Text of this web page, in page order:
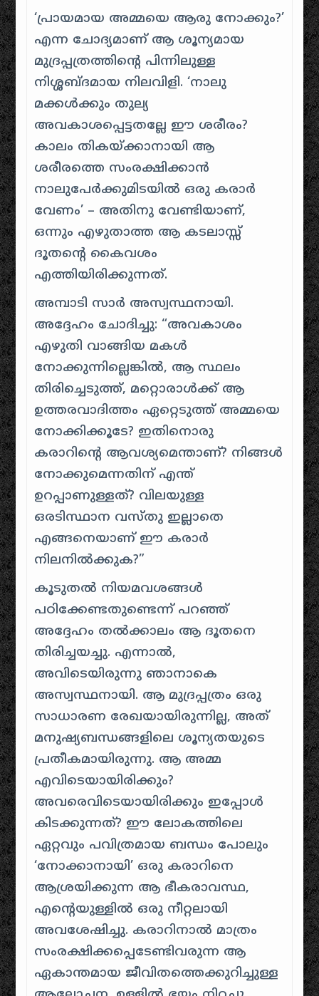
‘പ്രായമായ അമ്മയെ ആരു നോക്കും?’
എന്ന ചോദ്യമാണ് ആ ശൂന്യമായ
മുദ്രപ്പത്രത്തിന്റെ പിന്നിലുള്ള
നിശ്ശബ്ദമായ നിലവിളി. ‘നാലു
മക്കൾക്കും തുല്യ
അവകാശപ്പെട്ടതല്ലേ ഈ ശരീരം?
കാലം തികയ്ക്കാനായി ആ
ശരീരത്തെ സംരക്ഷിക്കാൻ
നാലുപേർക്കുമിടയിൽ ഒരു കരാർ
വേണം’ – അതിനു വേണ്ടിയാണ്,
ഒന്നും എഴുതാത്ത ആ കടലാസ്സ്‌
ദൂതന്റെ കൈവശം
എത്തിയിരിക്കുന്നത്.
അമ്പാടി സാർ അസ്വസ്ഥനായി.
അദ്ദേഹം ചോദിച്ചു: “അവകാശം
എഴുതി വാങ്ങിയ മകൾ
നോക്കുന്നില്ലെങ്കിൽ, ആ സ്ഥലം
തിരിച്ചെടുത്ത്, മറ്റൊരാൾക്ക് ആ
ഉത്തരവാദിത്തം ഏറ്റെടുത്ത് അമ്മയെ
നോക്കിക്കൂടേ? ഇതിനൊരു
കരാറിന്റെ ആവശ്യമെന്താണ്? നിങ്ങൾ
നോക്കുമെന്നതിന് എന്ത്
ഉറപ്പാണുള്ളത്? വിലയുള്ള
ഒരടിസ്ഥാന വസ്തു ഇല്ലാതെ
എങ്ങനെയാണ് ഈ കരാർ
നിലനിൽക്കുക?”
കൂടുതൽ നിയമവശങ്ങൾ
പഠിക്കേണ്ടതുണ്ടെന്ന് പറഞ്ഞ്
അദ്ദേഹം തൽക്കാലം ആ ദൂതനെ
തിരിച്ചയച്ചു. എന്നാൽ,
അവിടെയിരുന്നു ഞാനാകെ
അസ്വസ്ഥനായി. ആ മുദ്രപ്പത്രം ഒരു
സാധാരണ രേഖയായിരുന്നില്ല, അത്
മനുഷ്യബന്ധങ്ങളിലെ ശൂന്യതയുടെ
പ്രതീകമായിരുന്നു. ആ അമ്മ
എവിടെയായിരിക്കും?
അവരെവിടെയായിരിക്കും ഇപ്പോൾ
കിടക്കുന്നത്? ഈ ലോകത്തിലെ
ഏറ്റവും പവിത്രമായ ബന്ധം പോലും
‘നോക്കാനായി’ ഒരു കരാറിനെ
ആശ്രയിക്കുന്ന ആ ഭീകരാവസ്ഥ,
എന്റെയുള്ളിൽ ഒരു നീറ്റലായി
അവശേഷിച്ചു. കരാറിനാൽ മാത്രം
സംരക്ഷിക്കപ്പെടേണ്ടിവരുന്ന ആ
ഏകാന്തമായ ജീവിതത്തെക്കുറിച്ചുള്ള